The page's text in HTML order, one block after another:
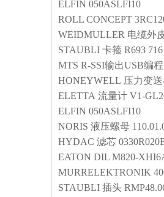
ELFIN 050ASLFI10
ROLL CONCEPT
WEIDMULLER 电缆外
STAUBLI 卡箍 R693
MTS R-SSI输出USB编
HONEYWELL 压力变
ELETTA 流量计 V1-
ELFIN 050ASLFI10
NORIS 液压螺母
HYDAC 滤芯
EATON DIL M820-
MURRELEKTRONIK
STAUBLI 插头